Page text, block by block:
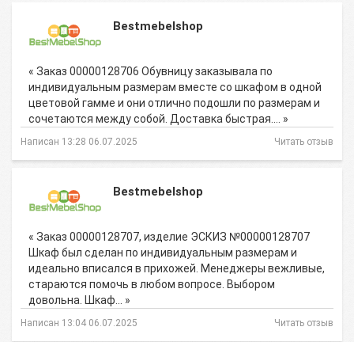
Bestmebelshop
« Заказ 00000128706 Обувницу заказывала по
индивидуальным размерам вместе со шкафом в одной
цветовой гамме и они отлично подошли по размерам и
сочетаются между собой. Доставка быстрая.… »
Написан 13:28 06.07.2025 Читать отзыв
Bestmebelshop
« Заказ 00000128707, изделие ЭСКИЗ №00000128707
Шкаф был сделан по индивидуальным размерам и
идеально вписался в прихожей. Менеджеры вежливые,
стараются помочь в любом вопросе. Выбором
довольна. Шкаф… »
Написан 13:04 06.07.2025 Читать отзыв